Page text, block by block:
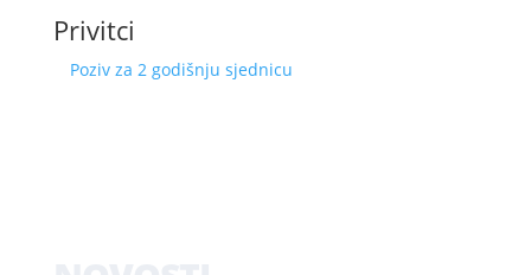
Privitci
Poziv za 2 godišnju sjednicu